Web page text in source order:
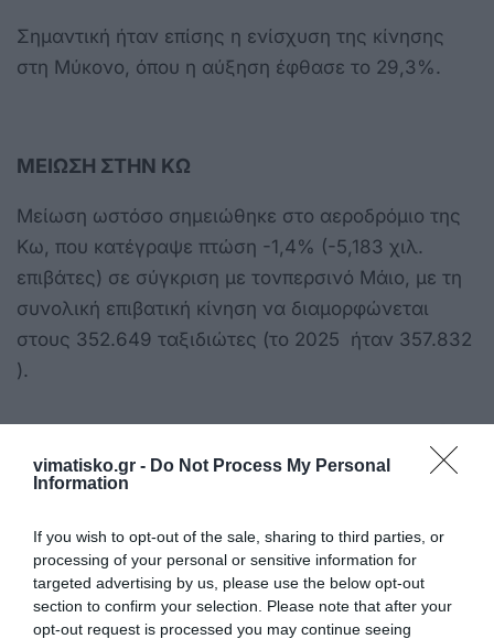
vimatisko.gr - Do Not Process My Personal
Information
If you wish to opt-out of the sale, sharing to third parties, or
processing of your personal or sensitive information for
targeted advertising by us, please use the below opt-out
section to confirm your selection. Please note that after your
opt-out request is processed you may continue seeing
Σημαντική ήταν επίσης η ενίσχυση της κίνησης
στη Μύκονο, όπου η αύξηση έφθασε το 29,3%.
ΜΕΙΩΣΗ ΣΤΗΝ ΚΩ
Μείωση ωστόσο σημειώθηκε στο αεροδρόμιο της
Κω, που κατέγραψε πτώση -1,4% (-5,183 χιλ.
επιβάτες) σε σύγκριση με τονπερσινό Μάιο, με τη
συνολική επιβατική κίνηση να διαμορφώνεται
στους 352.649 ταξιδιώτες (το 2025 ήταν 357.832
).